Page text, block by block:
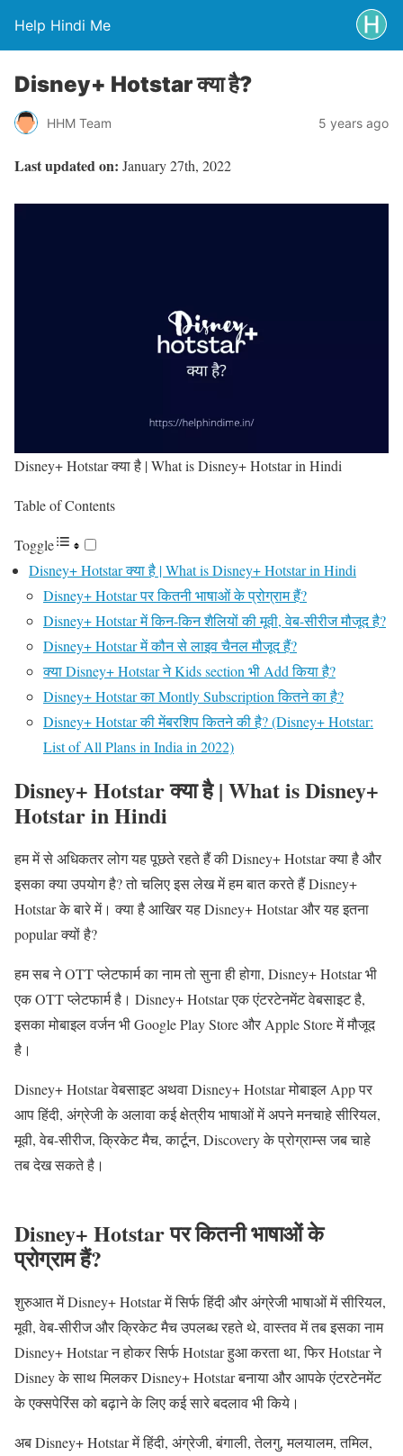
Help Hindi Me
Disney+ Hotstar क्या है?
HHM Team 5 years ago
Last updated on: January 27th, 2022
Disney+ Hotstar क्या है | What is Disney+ Hotstar in Hindi
Table of Contents
Toggle
Disney+ Hotstar क्या है | What is Disney+ Hotstar in Hindi
Disney+ Hotstar पर कितनी भाषाओं के प्रोग्राम हैं?
Disney+ Hotstar में किन-किन शैलियों की मूवी, वेब-सीरीज मौजूद है?
Disney+ Hotstar में कौन से लाइव चैनल मौजूद हैं?
क्या Disney+ Hotstar ने Kids section भी Add किया है?
Disney+ Hotstar का Montly Subscription कितने का है?
Disney+ Hotstar की मेंबरशिप कितने की है? (Disney+ Hotstar:
List of All Plans in India in 2022)
Disney+ Hotstar क्या है | What is Disney+
Hotstar in Hindi
हम में से अधिकतर लोग यह पूछते रहते हैं की Disney+ Hotstar क्या है और
इसका क्या उपयोग है? तो चलिए इस लेख में हम बात करते हैं Disney+
Hotstar के बारे में। क्या है आखिर यह Disney+ Hotstar और यह इतना
popular क्यों है?
हम सब ने OTT प्लेटफार्म का नाम तो सुना ही होगा, Disney+ Hotstar भी
एक OTT प्लेटफार्म है। Disney+ Hotstar एक एंटरटेनमेंट वेबसाइट है,
इसका मोबाइल वर्जन भी Google Play Store और Apple Store में मौजूद
है।
Disney+ Hotstar वेबसाइट अथवा Disney+ Hotstar मोबाइल App पर
आप हिंदी, अंग्रेजी के अलावा कई क्षेत्रीय भाषाओं में अपने मनचाहे सीरियल,
मूवी, वेब-सीरीज, क्रिकेट मैच, कार्टून, Discovery के प्रोग्राम्स जब चाहे
तब देख सकते है।
Disney+ Hotstar पर कितनी भाषाओं के
प्रोग्राम हैं?
शुरुआत में Disney+ Hotstar में सिर्फ हिंदी और अंग्रेजी भाषाओं में सीरियल,
मूवी, वेब-सीरीज और क्रिकेट मैच उपलब्ध रहते थे, वास्तव में तब इसका नाम
Disney+ Hotstar न होकर सिर्फ Hotstar हुआ करता था, फिर Hotstar ने
Disney के साथ मिलकर Disney+ Hotstar बनाया और आपके एंटरटेनमेंट
के एक्सपेरिंस को बढ़ाने के लिए कई सारे बदलाव भी किये।
अब Disney+ Hotstar में हिंदी, अंग्रेजी, बंगाली, तेलगु, मलयालम, तमिल,